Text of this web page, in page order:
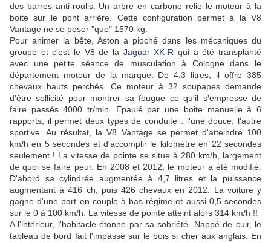
des barres anti-roulis. Un arbre en carbone relie le moteur à la
boite sur le pont arrière. Cette configuration permet à la V8
Vantage ne se peser "que" 1570 kg.
Pour animer la bête, Aston a pioché dans les mécaniques du
groupe et c'est le V8 de la Jaguar XK-R qui a été transplanté
avec une petite séance de musculation à Cologne dans le
département moteur de la marque. De 4,3 litres, il offre 385
chevaux hauts perchés. Ce moteur à 32 soupapes demande
d'être sollicité pour montrer sa fougue ce qu'il s'empresse de
faire passés 4000 tr/min. Épaulé par une boite manuelle à 6
rapports, il permet deux types de conduite : l'une douce, l'autre
sportive. Au résultat, la V8 Vantage se permet d'atteindre 100
km/h en 5 secondes et d'accomplir le kilomètre en 22 secondes
seulement ! La vitesse de pointe se situe à 280 km/h, largement
de quoi se faire peur. En 2008 et 2012, le moteur a été modifié.
D'abord sa cylindrée augmentée à 4,7 litres et la puissance
augmentant à 416 ch, puis 426 chevaux en 2012. La voiture y
gagne d'une part en couple à bas régime et aussi 0,5 secondes
sur le 0 à 100 km/h. La vitesse de pointe atteint alors 314 km/h !!
A l'intérieur, l'habitacle étonne par sa sobriété. Nappé de cuir, le
tableau de bord fait l'impasse sur le bois si cher aux anglais. En